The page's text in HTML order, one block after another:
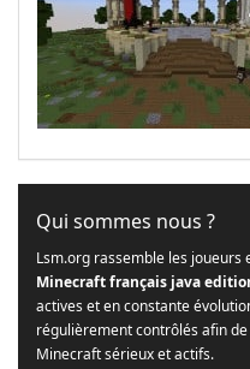
Qui sommes nous ?
Lsm.org rassemble les
Minecraft français java
actives et en constante
régulièrement contrôlés afin
Minecraft sérieux et actifs.